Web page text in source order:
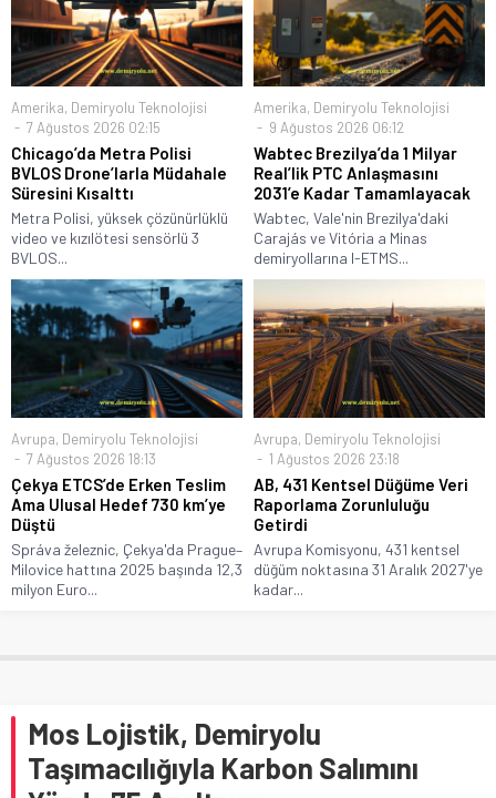
Amerika, Demiryolu Teknolojisi
7 Ağustos 2026 02:15
Chicago’da Metra Polisi
BVLOS Drone’larla Müdahale
Süresini Kısalttı
Metra Polisi, yüksek çözünürlüklü
video ve kızılötesi sensörlü 3
BVLOS...
Amerika, Demiryolu Teknolojisi
9 Ağustos 2026 06:12
Wabtec Brezilya’da 1 Milyar
Real’lik PTC Anlaşmasını
2031’e Kadar Tamamlayacak
Wabtec, Vale'nin Brezilya'daki
Carajás ve Vitória a Minas
demiryollarına I-ETMS...
Avrupa, Demiryolu Teknolojisi
7 Ağustos 2026 18:13
Çekya ETCS’de Erken Teslim
Ama Ulusal Hedef 730 km’ye
Düştü
Správa železnic, Çekya'da Prague–
Milovice hattına 2025 başında 12,3
milyon Euro...
Avrupa, Demiryolu Teknolojisi
1 Ağustos 2026 23:18
AB, 431 Kentsel Düğüme Veri
Raporlama Zorunluluğu
Getirdi
Avrupa Komisyonu, 431 kentsel
düğüm noktasına 31 Aralık 2027'ye
kadar...
Mos Lojistik, Demiryolu
Taşımacılığıyla Karbon Salımını